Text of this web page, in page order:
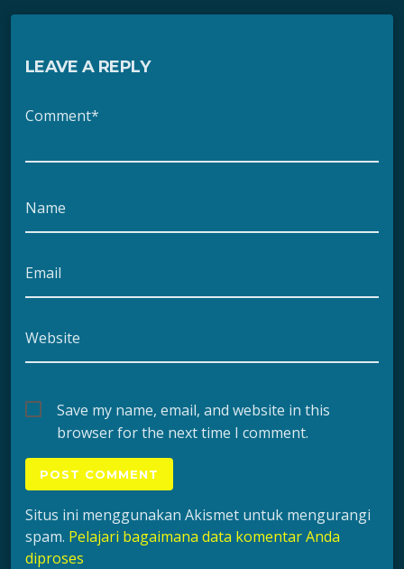
LEAVE A REPLY
Comment*
Name
Email
Website
Save my name, email, and website in this
browser for the next time I comment.
Situs ini menggunakan Akismet untuk mengurangi
spam. Pelajari bagaimana data komentar Anda
diproses